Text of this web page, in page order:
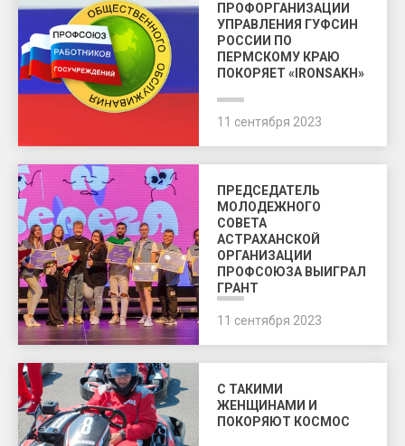
ПРОФОРГАНИЗАЦИИ
УПРАВЛЕНИЯ ГУФСИН
РОССИИ ПО
ПЕРМСКОМУ КРАЮ
ПОКОРЯЕТ «IRONSAKH»
11 сентября 2023
ПРЕДСЕДАТЕЛЬ
МОЛОДЕЖНОГО
СОВЕТА
АСТРАХАНСКОЙ
ОРГАНИЗАЦИИ
ПРОФСОЮЗА ВЫИГРАЛ
ГРАНТ
11 сентября 2023
С ТАКИМИ
ЖЕНЩИНАМИ И
ПОКОРЯЮТ КОСМОС